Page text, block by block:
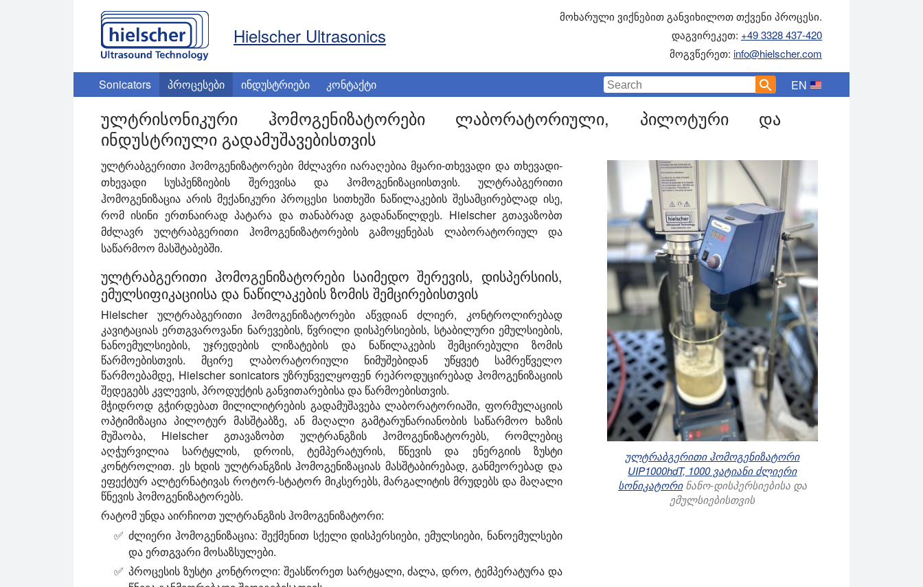
Hielscher Ultrasonics
მოხარული ვიქნებით განვიხილოთ თქვენი პროცესი.
დაგვირეკეთ: +49 3328 437-420
მოგვწერეთ: info@hielscher.com
Sonicators პროცესები ინდუსტრიები კონტაქტი EN
ულტრისონიკური ჰომოგენიზატორები ლაბორატორიული, პილოტური და
ინდუსტრიული გადამუშავებისთვის
ულტრაბგერითი ჰომოგენიზატორები მძლავრი იარაღებია მყარი-თხევადი და თხევადი-
თხევადი სუსპენზიების შერევისა და ჰომოგენიზაციისთვის. ულტრაბგერითი
ჰომოგენიზაცია არის მექანიკური პროცესი სითხეში ნაწილაკების შესამცირებლად ისე,
რომ ისინი ერთნაირად პატარა და თანაბრად გადანაწილდეს. Hielscher გთავაზობთ
მძლავრ ულტრაბგერითი ჰომოგენიზატორების გამოყენებას ლაბორატორიულ და
საწარმოო მასშტაბებში.
ულტრაბგერითი ჰომოგენიზატორები საიმედო შერევის, დისპერსიის,
ემულსიფიკაციისა და ნაწილაკების ზომის შემცირებისთვის
Hielscher ულტრაბგერითი ჰომოგენიზატორები აწვდიან ძლიერ, კონტროლირებად
კავიტაციას ერთგვაროვანი ნარევების, წვრილი დისპერსიების, სტაბილური ემულსიების,
ნანოემულსიების, უჯრედების ლიზატების და ნაწილაკების შემცირებული ზომის
წარმოებისთვის. მცირე ლაბორატორიული ნიმუშებიდან უწყვეტ სამრეწველო
წარმოებამდე, Hielscher sonicators უზრუნველყოფენ რეპროდუცირებად ჰომოგენიზაციის
შედეგებს კვლევის, პროდუქტის განვითარებისა და წარმოებისთვის.
მჭიდროდ გჭირდებათ მილილიტრების გადამუშავება ლაბორატორიაში, ფორმულაციის
ოპტიმიზაცია პილოტურ მასშტაბზე, ან მაღალი გამტარუნარიანობის საწარმოო ხაზის
მუშაობა, Hielscher გთავაზობთ ულტრანგზის ჰომოგენიზატორებს, რომლებიც
აღჭურვილია სარტყლის, დროის, ტემპერატურის, წნევის და ენერგიის ზუსტი
კონტროლით. ეს ხდის ულტრანგზის ჰომოგენიზაციას მასშტაბირებად, განმეორებად და
ეფექტურ ალტერნატივას როტორ-სტატორ მიკსერებს, მარგალიტის მრუდებს და მაღალი
წნევის ჰომოგენიზატორებს.
რატომ უნდა აირჩიოთ ულტრანგზის ჰომოგენიზატორი:
ძლიერი ჰომოგენიზაცია: შექმენით სქელი დისპერსიები, ემულსიები, ნანოემულსები
და ერთგვარი მოსაზსულები.
პროცესის ზუსტი კონტროლი: შეასწორეთ სარტყალი, ძალა, დრო, ტემპერატურა და
ულტრაბგერითი ჰომოგენიზატორი
UIP1000hdT, 1000 ვატიანი ძლიერი
სონიკატორინანო-დისპერსიებისა და
ემულსიებისთვის